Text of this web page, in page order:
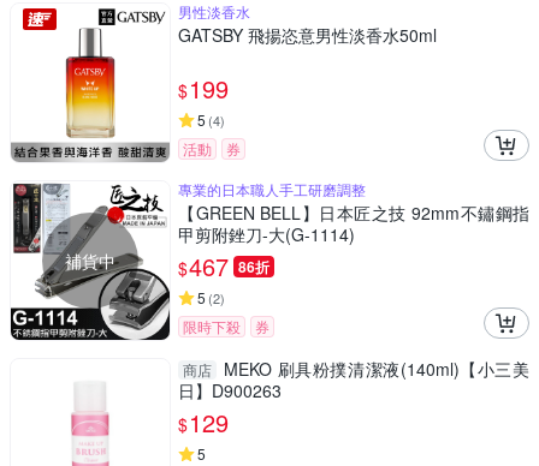
男性淡香水
GATSBY 飛揚恣意男性淡香水50ml
$199
5 (4)
活動 券
補貨中
專業的日本職人手工研磨調整
【GREEN BELL】日本匠之技 92mm不鏽鋼指
甲剪附銼刀-大(G-1114)
$467 86折
5 (2)
限時下殺 券
商店
MEKO 刷具粉撲清潔液(140ml)【小三美
日】D900263
$129
5